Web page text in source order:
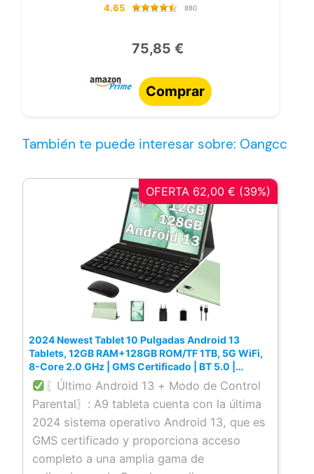
4.65 880
75,85 €
Comprar
También te puede interesar sobre: Oangcc
OFERTA 62,00 € (39%)
2024 Newest Tablet 10 Pulgadas Android 13
Tablets, 12GB RAM+128GB ROM/TF 1TB, 5G WiFi,
8-Core 2.0 GHz | GMS Certificado | BT 5.0 |
Widgets | Control parental | Tablet con funda,
teclado y ratón -Verde
〖Último Android 13 + Modo de Control
Parental〗: A9 tableta cuenta con la última
2024 sistema operativo Android 13, que es
GMS certificado y proporciona acceso
completo a una amplia gama de